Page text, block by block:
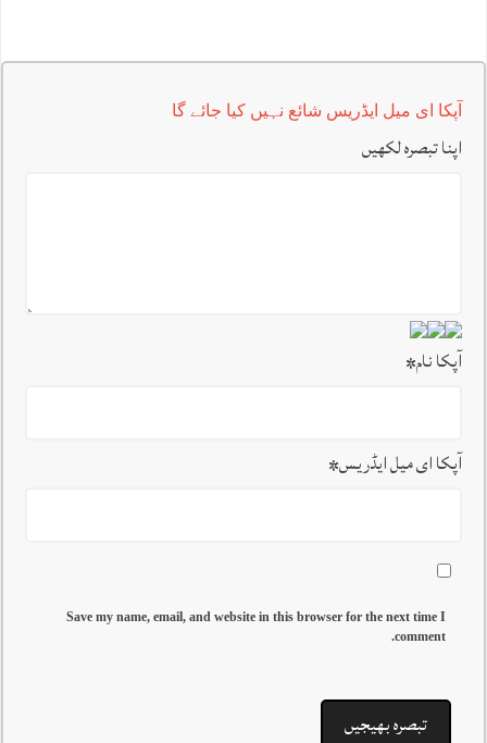
آپکا ای میل ایڈریس شائع نہیں کیا جائے گا
اپنا تبصرہ لکھیں
آپکا نام*
آپکا ای میل ایڈریس*
Save my name, email, and website in this browser for the next time I
comment.